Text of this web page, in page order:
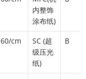
内整饰
涂布纸)
60/cm
SC (超
级压光
纸)
B